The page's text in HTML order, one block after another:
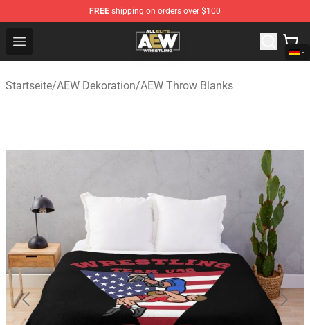
FREE shipping on orders over $100
Open menu
Aew Shop ⚡️ Official Aew Merchandise Store
Startseite/AEW Dekoration/AEW Throw Blanks